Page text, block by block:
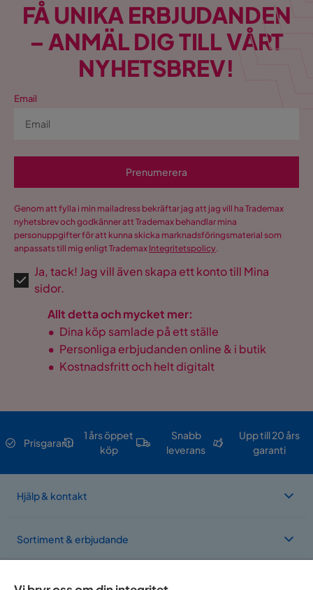
FÅ UNIKA ERBJUDANDEN
– ANMÄL DIG TILL VÅRT
NYHETSBREV!
Email
Prenumerera
Genom att fylla i min mailadress bekräftar jag att jag vill ha Trademax
nyhetsbrev och godkänner att Trademax behandlar mina
personuppgifter för att kunna skicka marknadsföringsmaterial som
anpassats till mig enligt Trademax Integritetspolicy.
Ja, tack! Jag vill även skapa ett konto till Mina
sidor.
Allt detta och mycket mer:
• Dina köp samlade på ett ställe
• Personliga erbjudanden online & i butik
• Kostnadsfritt och helt digitalt
Prisgaranti
1 års öppet
köp
Snabb
leverans
Upp till 20 års
garanti
Hjälp & kontakt
Sortiment & erbjudande
Om Trademax